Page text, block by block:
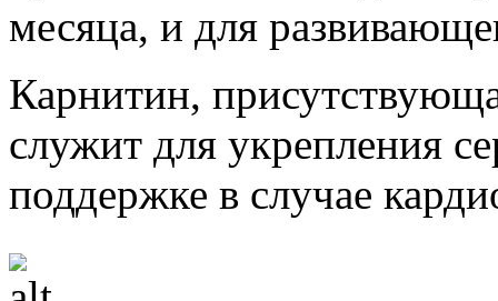
месяца, и для
Карнитин,
служит для укрепления
поддержке в случае